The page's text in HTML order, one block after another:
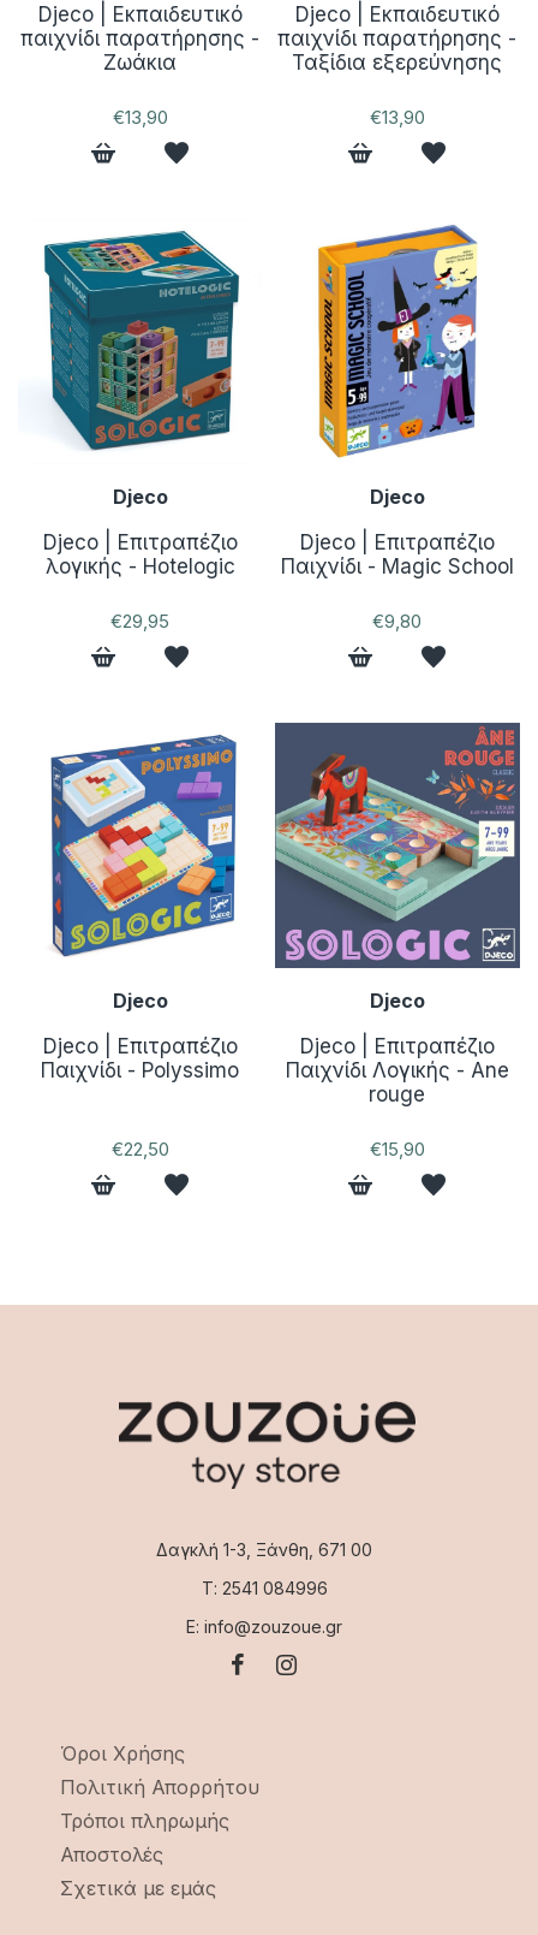
Djeco | Εκπαιδευτικό
παιχνίδι παρατήρησης -
Ζωάκια
€13,90
Djeco | Εκπαιδευτικό
παιχνίδι παρατήρησης -
Ταξίδια εξερεύνησης
€13,90
Djeco
Djeco | Επιτραπέζιο
λογικής - Hotelogic
€29,95
Djeco
Djeco | Επιτραπέζιο
Παιχνίδι - Magic School
€9,80
Djeco
Djeco | Επιτραπέζιο
Παιχνίδι - Polyssimo
€22,50
Djeco
Djeco | Επιτραπέζιο
Παιχνίδι Λογικής - Ane
rouge
€15,90
Δαγκλή 1-3, Ξάνθη, 671 00
Τ: 2541 084996
Ε: info@zouzoue.gr
Όροι Χρήσης
Πολιτική Απορρήτου
Τρόποι πληρωμής
Αποστολές
Σχετικά με εμάς